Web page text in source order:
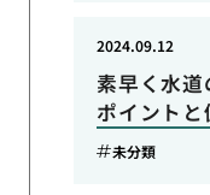
素早く水
ポイントと
2024.09.12
未分類